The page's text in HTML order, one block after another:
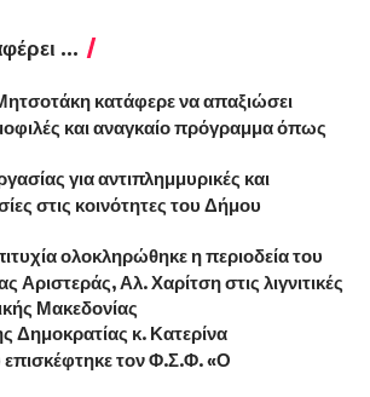
...
κατάφερε να απαξιώσει
και αναγκαίο πρόγραμμα όπως
για αντιπλημμυρικές και
στις κοινότητες του Δήμου
ολοκληρώθηκε η περιοδεία του
Αριστεράς, Αλ. Χαρίτση στις λιγνιτικές
Μακεδονίας
Δημοκρατίας κ. Κατερίνα
τον Φ.Σ.Φ. «Ο